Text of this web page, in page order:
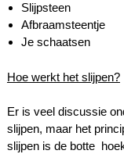
Slijpsteen
Afbraamsteentje
Je schaatsen
Hoe werkt het slijpen?
Er is veel discussie
slijpen, maar het
slijpen is de botte